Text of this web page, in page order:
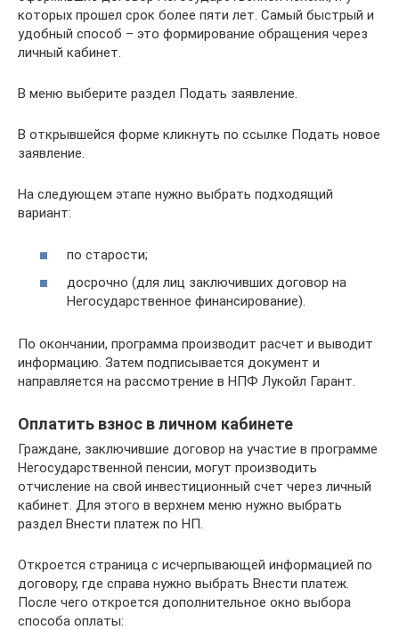
которых прошел срок более пяти лет. Самый быстрый и
удобный способ – это формирование обращения через
личный кабинет.
В меню выберите раздел Подать заявление.
В открывшейся форме кликнуть по ссылке Подать новое
заявление.
На следующем этапе нужно выбрать подходящий
вариант:
по старости;
досрочно (для лиц заключивших договор на
Негосударственное финансирование).
По окончании, программа производит расчет и выводит
информацию. Затем подписывается документ и
направляется на рассмотрение в НПФ Лукойл Гарант.
Оплатить взнос в личном кабинете
Граждане, заключившие договор на участие в программе
Негосударственной пенсии, могут производить
отчисление на свой инвестиционный счет через личный
кабинет. Для этого в верхнем меню нужно выбрать
раздел Внести платеж по НП.
Откроется страница с исчерпывающей информацией по
договору, где справа нужно выбрать Внести платеж.
После чего откроется дополнительное окно выбора
способа оплаты: